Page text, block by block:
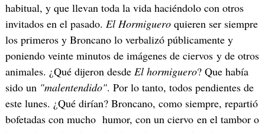
habitual, y que llevan toda la vida haciéndolo con otros
invitados en el pasado. El Hormigueroquieren ser siempre
los primeros y Broncano lo verbalizó públicamente y
poniendo veinte minutos de imágenes de ciervos y de otros
animales. ¿Qué dijeron desde El hormiguero? Que había
sido un "malentendido". Por lo tanto, todos pendientes de
este lunes. ¿Qué dirían? Broncano, como siempre, repartió
bofetadas con mucho humor, con un ciervo en el tambor o